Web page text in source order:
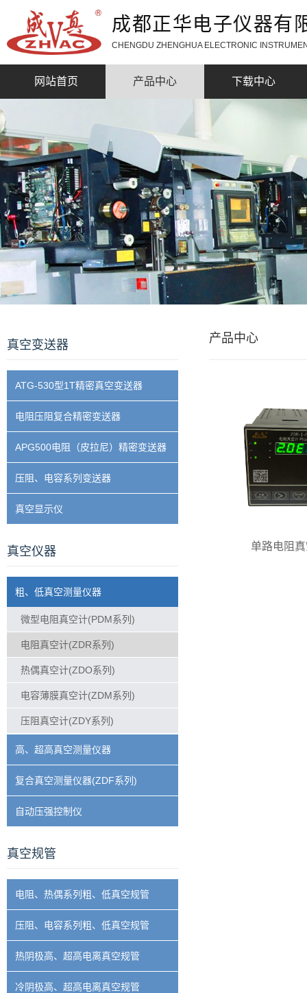
成都正华电子仪器有
CHENGDU ZHENGHUA ELECTRONIC
网站首页 产品中心 下载中心
真空变送器
ATG-530型1T精密真空变送器
电阻压阻复合精密变送器
APG500电阻（皮拉尼）精密变送器
压阻、电容系列变送器
真空显示仪
真空仪器
粗、低真空测量仪器
微型电阻真空计(PDM系列)
电阻真空计(ZDR系列)
热偶真空计(ZDO系列)
电容薄膜真空计(ZDM系列)
压阻真空计(ZDY系列)
高、超高真空测量仪器
复合真空测量仪器(ZDF系列)
自动压强控制仪
真空规管
电阻、热偶系列粗、低真空规管
压阻、电容系列粗、低真空规管
热阴极高、超高电离真空规管
冷阴极高、超高电离真空规管
产品中心
单路电阻